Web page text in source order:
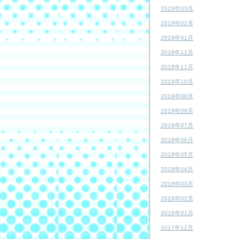
2019年03月
2019年02月
2019年01月
2018年12月
2018年11月
2018年10月
2018年09月
2018年08月
2018年07月
2018年06月
2018年05月
2018年04月
2018年03月
2018年02月
2018年01月
2017年12月